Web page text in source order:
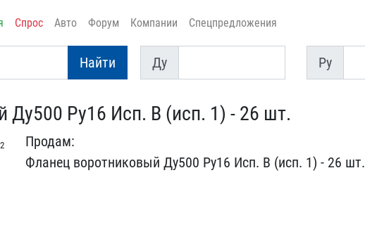
Спрос Авто Форум Компании Спецпредложения
Найти
Ду
Ду
Py
Py
Ду50​0 Ру16 Исп. В (исп. 1) -​ 26 шт.
2
Продам:
Фланец воротнико​вый Ду500 Ру16 Исп. В (и​сп. 1) - 26 шт.